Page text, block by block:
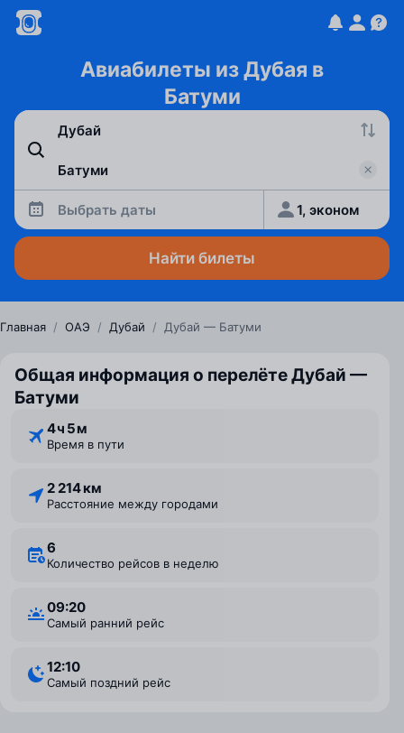
Авиабилеты из Дубая в
Батуми
Выбрать даты 1, эконом
Найти билеты
Главная / ОАЭ / Дубай / Дубай — Батуми
Общая информация о перелёте Дубай —
Батуми
4 ⁠ч 5 ⁠м
Время в пути
2 214 км
Расстояние между городами
6
Количество рейсов в неделю
09:20
Самый ранний рейс
12:10
Самый поздний рейс